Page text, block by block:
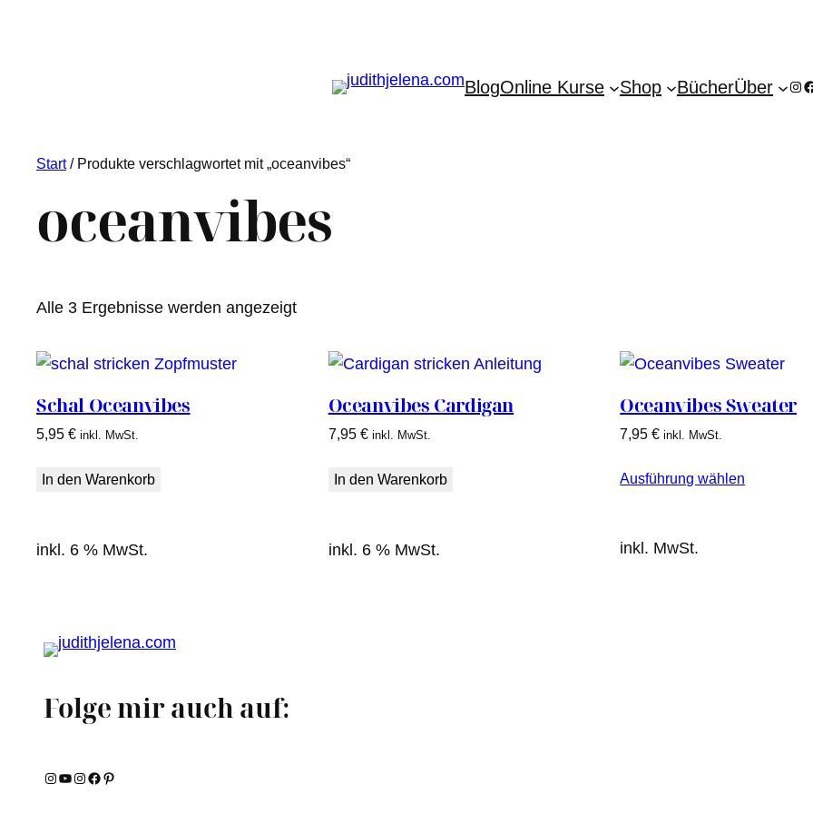
BlogOnline Kurse Shop BücherÜber
Start/ Produkte verschlagwortet mit „oceanvibes“
oceanvibes
Alle 3 Ergebnisse werden angezeigtNach
sortiert
Schal Oceanvibes
5,95 € inkl. MwSt.
In den Warenkorb
inkl. 6 % MwSt.
Oceanvibes Cardigan
7,95 € inkl. MwSt.
In den Warenkorb
inkl. 6 % MwSt.
Oceanvibes Sweater
7,95€ inkl. MwSt.
Ausführung wählen
inkl. MwSt.
Folge mir auch auf:
Instagram YouTube Instagram Facebook Pinterest